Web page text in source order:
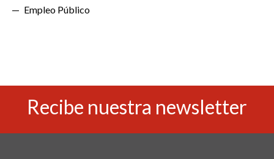
Empleo Público
Recibe nuestra newsletter